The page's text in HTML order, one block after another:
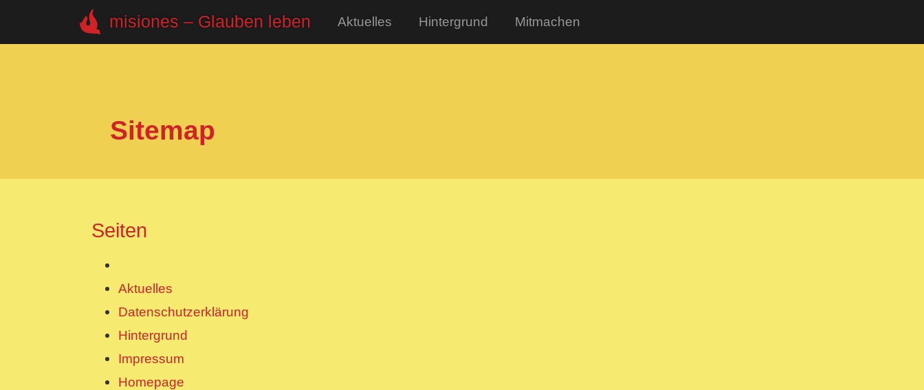
misiones – Glauben leben Aktuelles Hintergrund Mitmachen
Sitemap
Seiten
Aktuelles
Datenschutzerklärung
Hintergrund
Impressum
Homepage